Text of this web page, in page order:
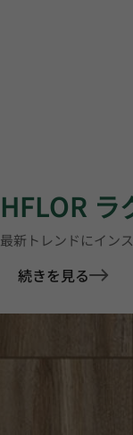
HFLOR
最新トレンドにイン
続きを見る